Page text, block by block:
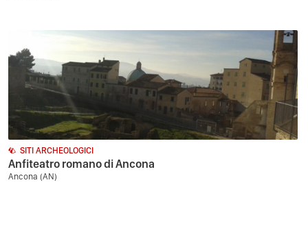
SITI ARCHEOLOGICI
Anfiteatro romano di Ancona
Ancona (AN)